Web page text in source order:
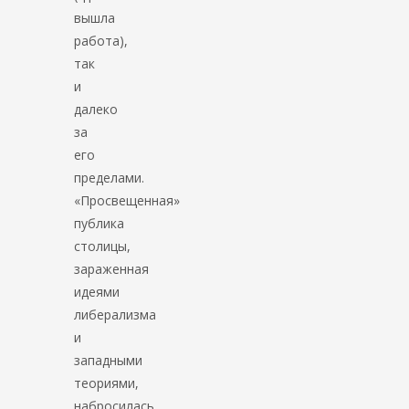
вышла
работа),
так
и
далеко
за
его
пределами.
«Просвещенная»
публика
столицы,
зараженная
идеями
либерализма
и
западными
теориями,